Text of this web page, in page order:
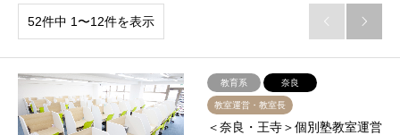
52件中 1〜12件を表示  
教育系 奈良
教室運営・教室長
＜奈良・王寺＞個別塾教室運営